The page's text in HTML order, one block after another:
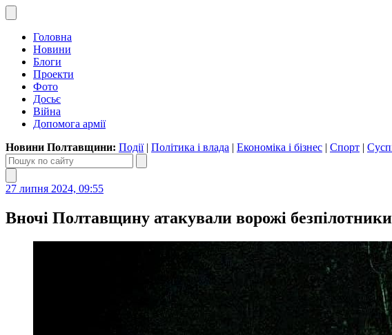
Головна
Новини
Блоги
Проекти
Фото
Досьє
Війна
Допомога армії
Новини Полтавщини: Події| Політика і влада | Економіка і бізнес | Спорт |
27 липня 2024, 09:55
Вночі Полтавщину атакували ворожі